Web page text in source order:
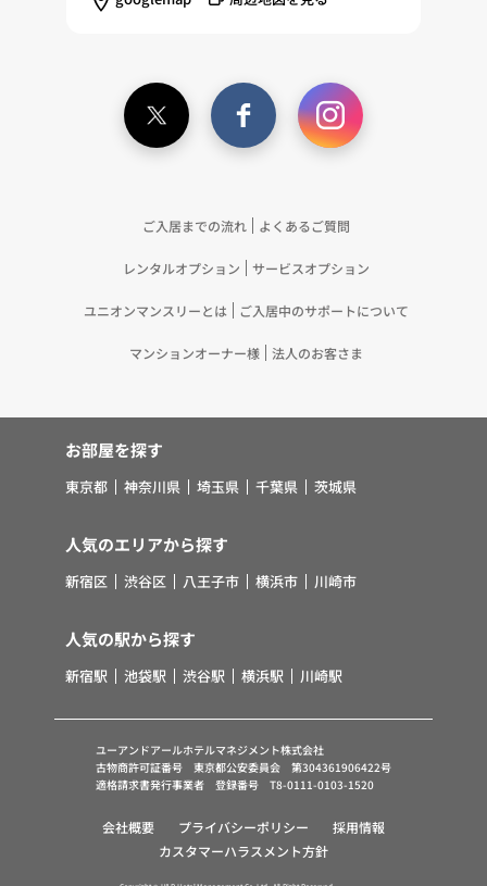
ご入居までの流れ よくあるご質問
レンタルオプション サービスオプション
ユニオンマンスリーとは ご入居中のサポートについて
マンションオーナー様 法人のお客さま
お部屋を探す
東京都 神奈川県 埼玉県 千葉県 茨城県
人気のエリアから探す
新宿区 渋谷区 八王子市 横浜市 川崎市
人気の駅から探す
新宿駅 池袋駅 渋谷駅 横浜駅 川崎駅
ユーアンドアールホテルマネジメント株式会社
古物商許可証番号 東京都公安委員会 第304361906422号
適格請求書発行事業者 登録番号 T8-0111-0103-1520
会社概要 プライバシーポリシー
採用情報
カスタマーハラスメント方針